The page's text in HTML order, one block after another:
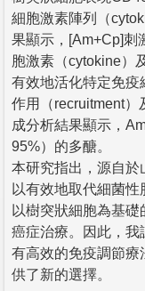
細胞激素陣列（
果顯示，[Am+Cp]刺
胞激素（cytokine）
有效地活化特定免疫
作用（recruitment）
成分析結果顯示，
95%）的多醣。
本研究指出，源自於
以有效地取代細菌
以樹突狀細胞為基
癌症治療。因此，我
有高效的免疫調節療
供了新的選擇。